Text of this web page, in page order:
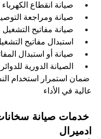
صيانة انقطاع
صيانة ومراجعة
صيانة مفاتيح التشغيل
استبدال مفاتيح
صيانة أو استبدال
الصيانة الدورية
ضمان استمرار استخدام
عالية في الأداء
خدمات صيانة
ادميرال